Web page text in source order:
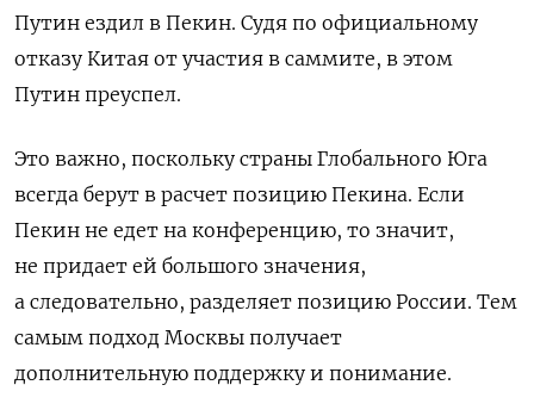
Путин ездил в Пекин. Судя по официальному
отказу Китая от участия в саммите, в этом
Путин преуспел.
Это важно, поскольку страны Глобального Юга
всегда берут в расчет позицию Пекина. Если
Пекин не едет на конференцию, то значит,
не придает ей большого значения,
а следовательно, разделяет позицию России. Тем
самым подход Москвы получает
дополнительную поддержку и понимание.